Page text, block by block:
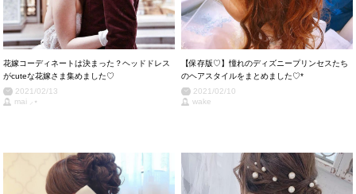
花嫁コーディネートは決まった？ヘッドドレス
がcuteな花嫁さま集めました♡
2021/02/13
mai ⸝⋆
【保存版♡】憧れのディズニープリンセスたち
のヘアスタイルをまとめました♡*
2021/02/10
wake